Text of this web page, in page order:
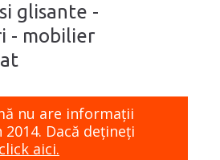
glisante -
- mobilier
nu are informaţii
Dacă dețineți
click aici.